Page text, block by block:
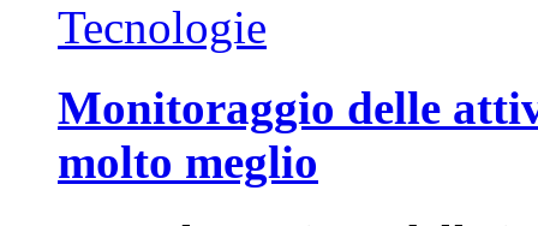
Tecnologie
Monitoraggio delle
molto meglio